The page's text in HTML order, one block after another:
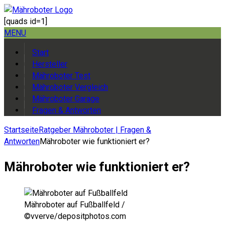
[quads id=1]
MENU
Start
Hersteller
Mähroboter Test
Mähroboter Vergleich
Mähroboter Garage
Fragen & Antworten
StartseiteRatgeber Mähroboter | Fragen &
AntwortenMähroboter wie funktioniert er?
Mähroboter wie funktioniert er?
Mähroboter auf Fußballfeld /
©vverve/depositphotos.com